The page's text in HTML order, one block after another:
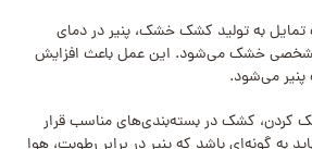
به تولید کشک خشک، پنیر در دمای
خشک می‌شود. این عمل باعث افزایش
می‌شود.
کردن، کشک در بسته‌بندی‌های مناسب قرار